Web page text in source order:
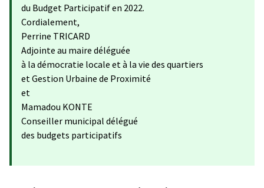
du Budget Participatif en 2022.
Cordialement,
Perrine TRICARD
Adjointe au maire déléguée
à la démocratie locale et à la vie des quartiers
et Gestion Urbaine de Proximité
et
Mamadou KONTE
Conseiller municipal délégué
des budgets participatifs